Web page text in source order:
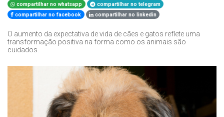
compartilhar no whatsapp
compartilhar no telegram
compartilhar no facebook
compartilhar no linkedin
O aumento da expectativa de vida de cães e gatos reflete uma
transformação positiva na forma como os animais são
cuidados.